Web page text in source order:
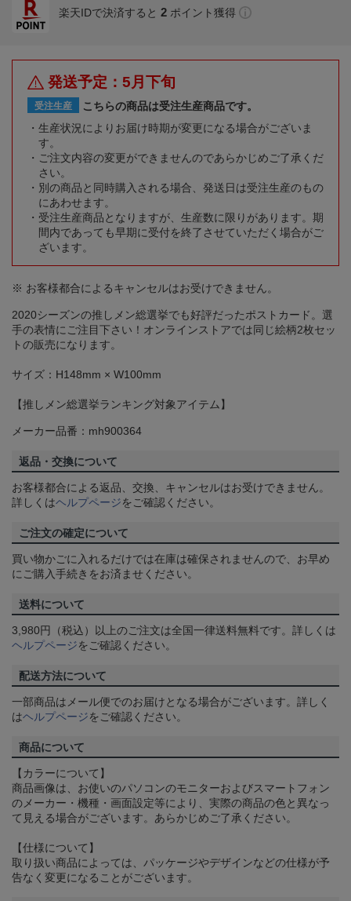
楽天IDで決済すると 2 ポイント獲得
発送予定：5月下旬
受注生産
こちらの商品は受注生産商品です。
生産状況によりお届け時期が変更になる場合がございま
す。
ご注文内容の変更ができませんのであらかじめご了承くだ
さい。
別の商品と同時購入される場合、発送日は受注生産のもの
にあわせます。
受注生産商品となりますが、生産数に限りがあります。期
間内であっても早期に受付を終了させていただく場合がご
ざいます。
※ お客様都合によるキャンセルはお受けできません。
2020シーズンの推しメン総選挙でも好評だったポストカード。選
手の表情にご注目下さい！オンラインストアでは同じ絵柄2枚セッ
トの販売になります。
サイズ：H148mm × W100mm
【推しメン総選挙ランキング対象アイテム】
メーカー品番：mh900364
返品・交換について
お客様都合による返品、交換、キャンセルはお受けできません。
詳しくはヘルプページをご確認ください。
ご注文の確定について
買い物かごに入れるだけでは在庫は確保されませんので、お早め
にご購入手続きをお済ませください。
送料について
3,980円（税込）以上のご注文は全国一律送料無料です。詳しくは
ヘルプページをご確認ください。
配送方法について
一部商品はメール便でのお届けとなる場合がございます。詳しく
はヘルプページをご確認ください。
商品について
【カラーについて】
商品画像は、お使いのパソコンのモニターおよびスマートフォン
のメーカー・機種・画面設定等により、実際の商品の色と異なっ
て見える場合がございます。あらかじめご了承ください。
【仕様について】
取り扱い商品によっては、パッケージやデザインなどの仕様が予
告なく変更になることがございます。